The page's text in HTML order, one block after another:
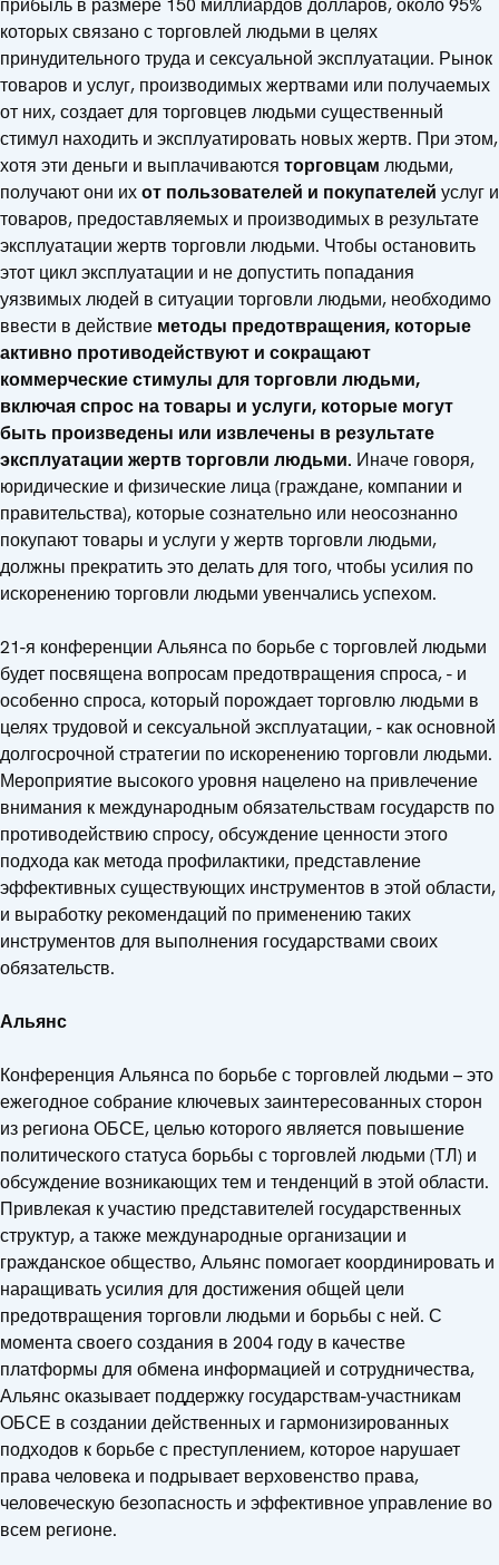
прибыль в размере 150 миллиардов долларов, около 95%
которых связано с торговлей людьми в целях
принудительного труда и сексуальной эксплуатации. Рынок
товаров и услуг, производимых жертвами или получаемых
от них, создает для торговцев людьми существенный
стимул находить и эксплуатировать новых жертв. При этом,
хотя эти деньги и выплачиваются торговцам людьми,
получают они ихот пользователей и покупателей услуг и
товаров, предоставляемых и производимых в результате
эксплуатации жертв торговли людьми. Чтобы остановить
этот цикл эксплуатации и не допустить попадания
уязвимых людей в ситуации торговли людьми, необходимо
ввести в действие методы предотвращения, которые
активно противодействуют и сокращают
коммерческие стимулы для торговли людьми,
включая спрос на товары и услуги, которые могут
быть произведены или извлечены в результате
эксплуатации жертв торговли людьми. Иначе говоря,
юридические и физические лица (граждане, компании и
правительства), которые сознательно или неосознанно
покупают товары и услуги у жертв торговли людьми,
должны прекратить это делать для того, чтобы усилия по
искоренению торговли людьми увенчались успехом.
21-я конференции Альянса по борьбе с торговлей людьми
будет посвящена вопросам предотвращения спроса, - и
особенно спроса, который порождает торговлю людьми в
целях трудовой и сексуальной эксплуатации, - как основной
долгосрочной стратегии по искоренению торговли людьми.
Мероприятие высокого уровня нацелено на привлечение
внимания к международным обязательствам государств по
противодействию спросу, обсуждение ценности этого
подхода как метода профилактики, представление
эффективных существующих инструментов в этой области,
и выработку рекомендаций по применению таких
инструментов для выполнения государствами своих
обязательств.
Альянс
Конференция Альянса по борьбе с торговлей людьми – это
ежегодное собрание ключевых заинтересованных сторон
из региона ОБСЕ, целью которого является повышение
политического статуса борьбы с торговлей людьми (ТЛ) и
обсуждение возникающих тем и тенденций в этой области.
Привлекая к участию представителей государственных
структур, а также международные организации и
гражданское общество, Альянс помогает координировать и
наращивать усилия для достижения общей цели
предотвращения торговли людьми и борьбы с ней. С
момента своего создания в 2004 году в качестве
платформы для обмена информацией и сотрудничества,
Альянс оказывает поддержку государствам-участникам
ОБСЕ в создании действенных и гармонизированных
подходов к борьбе с преступлением, которое нарушает
права человека и подрывает верховенство права,
человеческую безопасность и эффективное управление во
всем регионе.